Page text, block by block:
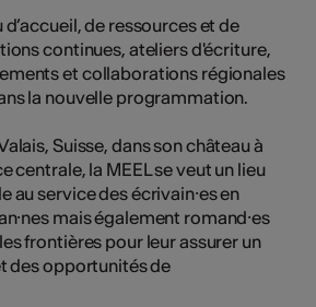
d’accueil, de ressources et de
continues, ateliers d'écriture,
et collaborations régionales
la nouvelle programmation.
Suisse, dans son château à
centrale, la MEEL se veut un lieu
au service des écrivain⸱es en
mais également romand⸱es
frontières pour leur assurer un
des opportunités de